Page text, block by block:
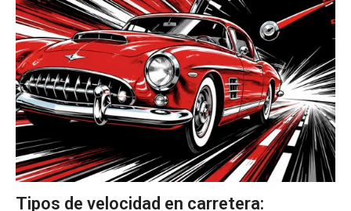
Tipos de velocidad en carretera: